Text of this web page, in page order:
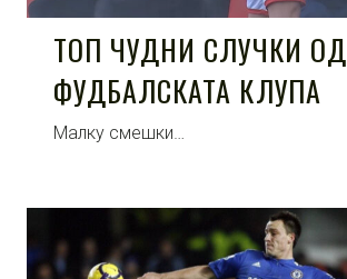
ТОП ЧУДНИ СЛУЧКИ ОД
ФУДБАЛСКАТА КЛУПА
Малку смешки…